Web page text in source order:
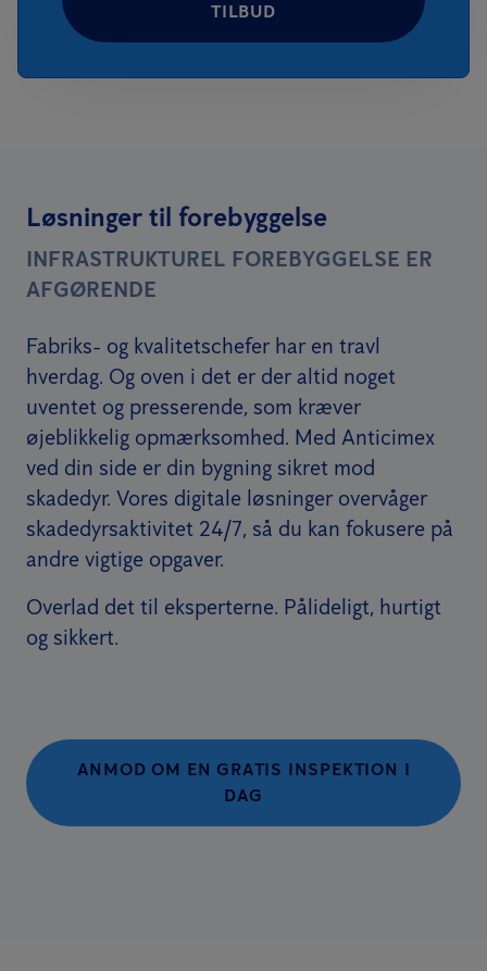
TILBUD
Løsninger til forebyggelse
INFRASTRUKTUREL FOREBYGGELSE ER
AFGØRENDE
Fabriks- og kvalitetschefer har en travl
hverdag. Og oven i det er der altid noget
uventet og presserende, som kræver
øjeblikkelig opmærksomhed. Med Anticimex
ved din side er din bygning sikret mod
skadedyr. Vores digitale løsninger overvåger
skadedyrsaktivitet 24/7, så du kan fokusere på
andre vigtige opgaver.
Overlad det til eksperterne. Pålideligt, hurtigt
og sikkert.
ANMOD OM EN GRATIS INSPEKTION I
DAG